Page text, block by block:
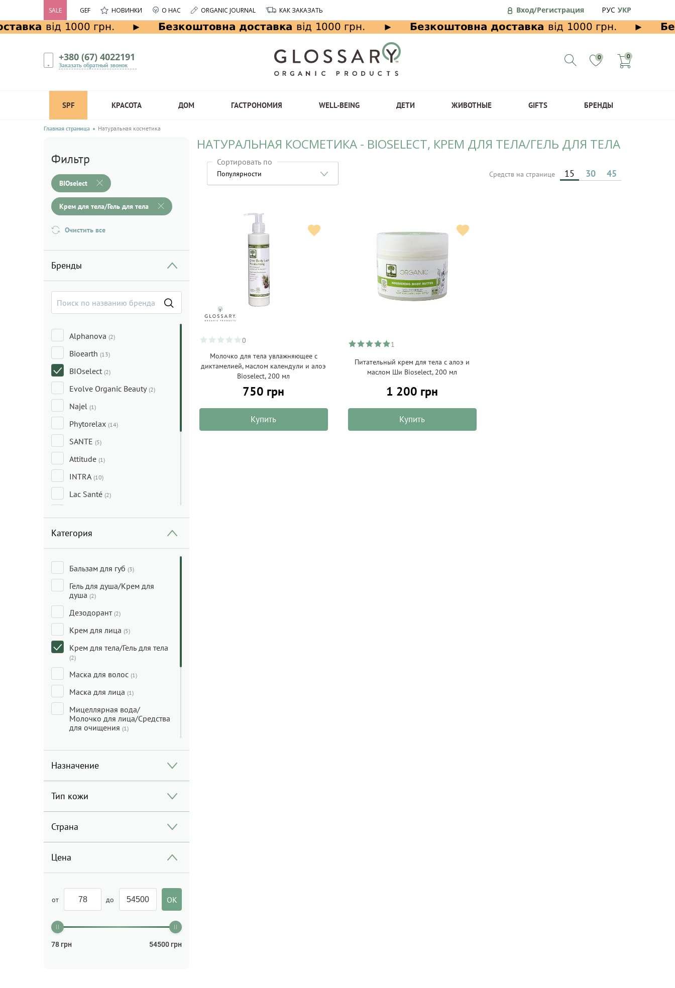
SALE GEF НОВИНКИ О НАС ORGANIC JOURNAL КАК ЗАКАЗАТЬ Вход/Регистрация РУС УКР
+380 (67) 4022191
Заказать обратный звонок
0 0
SPF КРАСОТА ДОМ ГАСТРОНОМИЯ WELL-BEING ДЕТИ ЖИВОТНЫЕ GIFTS БРЕНДЫ
Главная страница Натуральная косметика
Фильтр
BIOselect
Крем для тела/Гель для тела
Очистить все
Бренды
Alphanova (2)
Bioearth (13)
BIOselect (2)
Evolve Organic Beauty (2)
Najel (1)
Phytorelax (14)
SANTE (5)
Attitude (1)
INTRA (10)
Lac Santé (2)
Onsensou
Pjur(1)
Specchiasol
Sukin
Too Fruit
Trawenmoor (1)
Категория
Бальзам для губ (3)
Гель для душа/Крем для
душа (2)
Дезодорант (2)
Крем для лица (5)
Крем для тела/Гель для тела
(2)
Маска для волос (1)
Маска для лица (1)
Мицеллярная вода/
Молочко для лица/Средства
для очищения (1)
Тоник/Мист
Уход за кожей вокруг глаз
Уход за руками
Шампунь(2)
Назначение
Тип кожи
Страна
Цена
от до
78 грн 54500 грн
НАТУРАЛЬНАЯ КОСМЕТИКА - BIOSELECT, КРЕМ ДЛЯ ТЕЛА/ГЕЛЬ ДЛЯ ТЕЛА
Сортировать по
Популярности Средств на странице 15 30 45
0
Молочко для тела увлажняющее с
диктамелией, маслом календули и алоэ
Bioselect, 200 мл
750 грн
Купить
1
Питательный крем для тела с алоэ и
маслом Ши Bioselect, 200 мл
1 200 грн
Купить